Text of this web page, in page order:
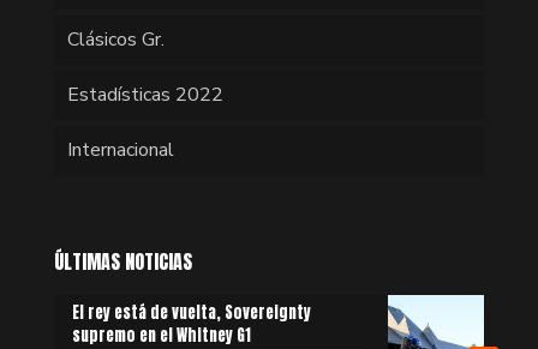
Clásicos Gr.
Estadísticas 2022
Internacional
ÚLTIMAS NOTICIAS
El rey está de vuelta, Sovereignty
supremo en el Whitney G1